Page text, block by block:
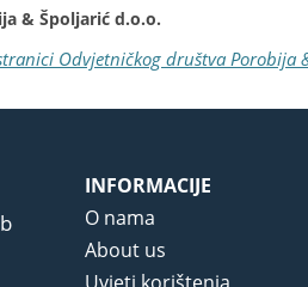
& Špoljarić d.o.o.
Odvjetničkog društva Porobija
INFORMACIJE
O nama
About us